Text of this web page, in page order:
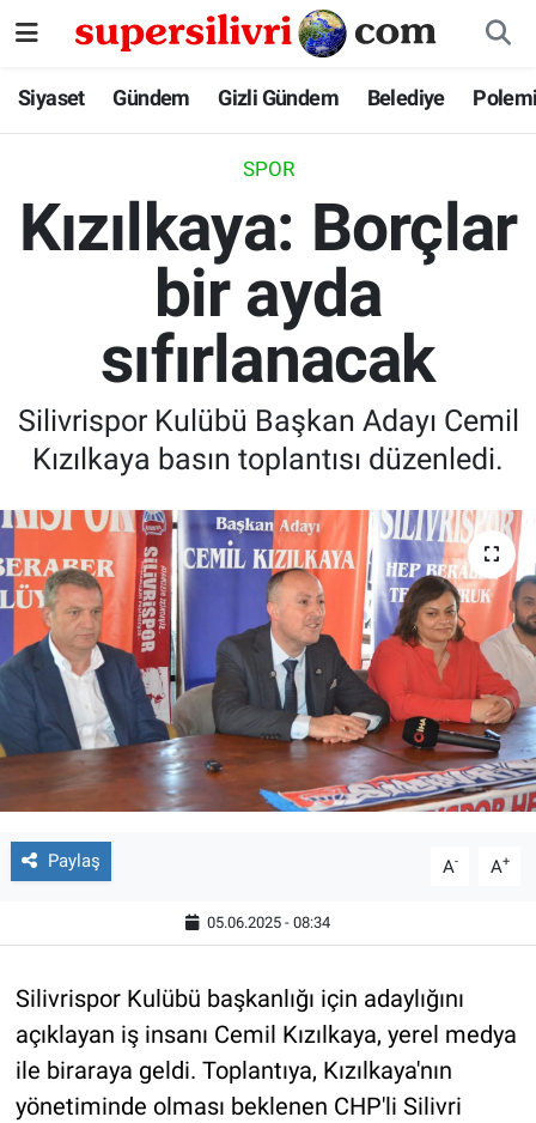
Siyaset Gündem Gizli Gündem Belediye
SPOR
Kızılkaya: Borçlar
bir ayda
sıfırlanacak
Silivrispor Kulübü Başkan Adayı Cemil
Kızılkaya basın toplantısı düzenledi.
Paylaş A- A+
05.06.2025 - 08:34
Silivrispor Kulübü başkanlığı için adaylığını
açıklayan iş insanı Cemil Kızılkaya, yerel medya
ile biraraya geldi. Toplantıya, Kızılkaya'nın
yönetiminde olması beklenen CHP'li Silivri
Siyaset
Gizli Gündem
İstanbul Nöbetçi Eczaneler
İstanbul Namaz Vakitleri
İstanbul Trafik Yoğunluk Haritası
Süper Lig Puan Durumu ve Fikstür
Son Dakika Haberleri
Haber Arşivi